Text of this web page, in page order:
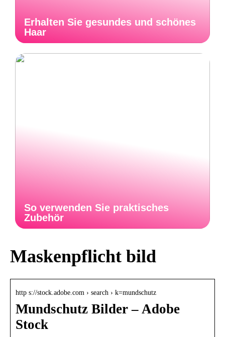
Erhalten Sie gesundes und schönes
Haar
So verwenden Sie praktisches
Zubehör
Maskenpflicht bild
http s://stock.adobe.com › search › k=mundschutz
Mundschutz Bilder – Adobe
Stock